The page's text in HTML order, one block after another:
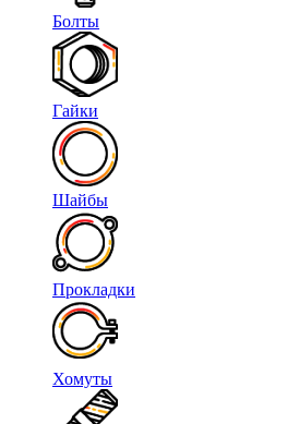
Болты
Гайки
Шайбы
Прокладки
Хомуты